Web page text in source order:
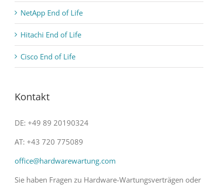
NetApp End of Life
Hitachi End of Life
Cisco End of Life
Kontakt
DE: +49 89 20190324
AT: +43 720 775089
office@hardwarewartung.com
Sie haben Fragen zu Hardware-Wartungsverträgen oder